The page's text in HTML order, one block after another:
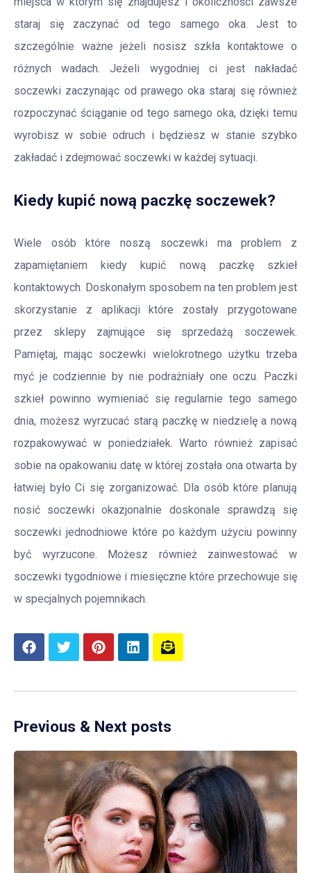
staraj się zaczynać od tego samego oka. Jest to
szczególnie ważne jeżeli nosisz szkła kontaktowe o
różnych wadach. Jeżeli wygodniej ci jest nakładać
soczewki zaczynając od prawego oka staraj się również
rozpoczynać ściąganie od tego samego oka, dzięki temu
wyrobisz w sobie odruch i będziesz w stanie szybko
zakładać i zdejmować soczewki w każdej sytuacji.
Kiedy kupić nową paczkę soczewek?
Wiele osób które noszą soczewki ma problem z
zapamiętaniem kiedy kupić nową paczkę szkieł
kontaktowych. Doskonałym sposobem na ten problem jest
skorzystanie z aplikacji które zostały przygotowane
przez sklepy zajmujące się sprzedażą soczewek.
Pamiętaj, mając soczewki wielokrotnego użytku trzeba
myć je codziennie by nie podrażniały one oczu. Paczki
szkieł powinno wymieniać się regularnie tego samego
dnia, możesz wyrzucać starą paczkę w niedzielę a nową
rozpakowywać w poniedziałek. Warto również zapisać
sobie na opakowaniu datę w której została ona otwarta by
łatwiej było Ci się zorganizować. Dla osób które planują
nosić soczewki okazjonalnie doskonale sprawdzą się
soczewki jednodniowe które po każdym użyciu powinny
być wyrzucone. Możesz również zainwestować w
soczewki tygodniowe i miesięczne które przechowuje się
w specjalnych pojemnikach.
Previous & Next posts